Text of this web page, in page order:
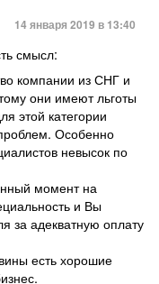
14 января 2019 в 13:40
смысл:
компании из СНГ и
они имеют льготы
этой категории
Особенно
невысок по
момент на
и Вы
за адекватную оплату
есть хорошие